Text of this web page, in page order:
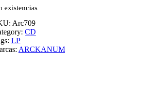
existencias
Arc709
CD
LP
ARCKANUM